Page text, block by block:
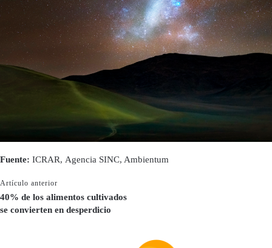
Fuente: ICRAR, Agencia SINC, Ambientum
Artículo anterior
40% de los alimentos cultivados
se convierten en desperdicio